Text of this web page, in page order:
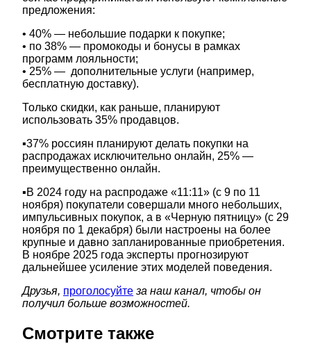
предложения:
• 40% — небольшие подарки к покупке;
• по 38% — промокоды и бонусы в рамках
программ лояльности;
• 25% — дополнительные услуги (например,
бесплатную доставку).
Только скидки, как раньше, планируют
использовать 35% продавцов.
▪️37% россиян планируют делать покупки на
распродажах исключительно онлайн, 25% —
преимущественно онлайн.
▪️В 2024 году на распродаже «11:11» (с 9 по 11
ноября) покупатели совершали много небольших,
импульсивных покупок, а в «Черную пятницу» (с 29
ноября по 1 декабря) были настроены на более
крупные и давно запланированные приобретения.
В ноябре 2025 года эксперты прогнозируют
дальнейшее усиление этих моделей поведения.
Друзья, проголосуйте за наш канал, чтобы он
получил больше возможностей.
Смотрите также